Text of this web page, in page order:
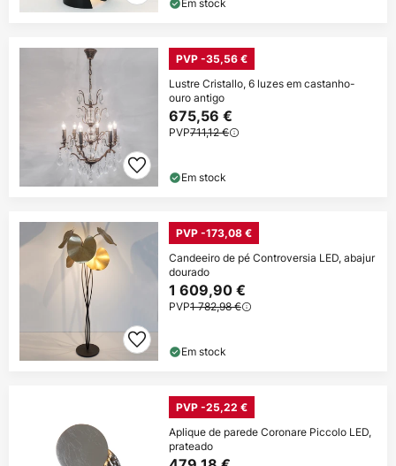
PVP -35,56 €
Lustre Cristallo, 6 luzes em castanho-
ouro antigo
675,56 €
PVP711,12 €
Em stock
PVP -173,08 €
Candeeiro de pé Controversia LED, abajur
dourado
1 609,90 €
PVP1 782,98 €
Em stock
PVP -25,22 €
Aplique de parede Coronare Piccolo LED,
prateado